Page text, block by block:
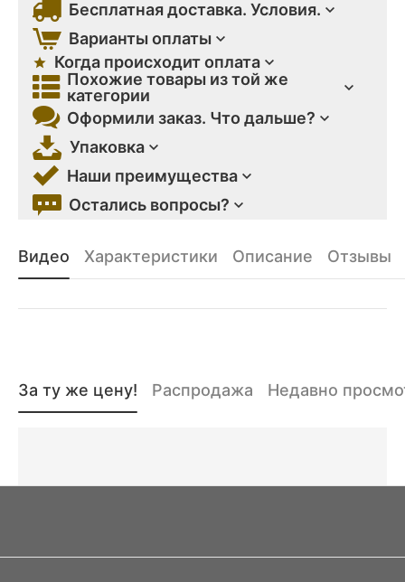
Бесплатная доставка. Условия.
Варианты оплаты
Когда происходит оплата
Похожие товары из той же
категории
Оформили заказ. Что дальше?
Упаковка
Наши преимущества
Остались вопросы?
Видео Характеристики Описание Отзывы
За ту же цену! Распродажа Недавно